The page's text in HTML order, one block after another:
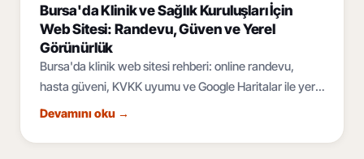
Bursa'da Klinik ve Sağlık Kuruluşları İçin
Web Sitesi: Randevu, Güven ve Yerel
Görünürlük
Bursa'da klinik web sitesi rehberi: online randevu,
hasta güveni, KVKK uyumu ve Google Haritalar ile yerel
SEO. Sağlık kuruluşunuzu dijitalde büyütün.
Devamını oku →